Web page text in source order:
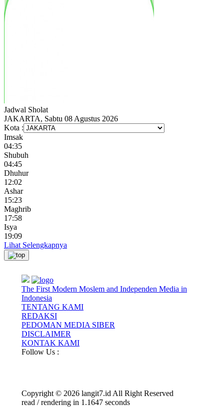
Jadwal Sholat
JAKARTA, Sabtu 08 Agustus 2026
Kota :
Imsak
04:35
Shubuh
04:45
Dhuhur
12:02
Ashar
15:23
Maghrib
17:58
Isya
19:09
Lihat Selengkapnya
The First Modern Moslem and Independen Media in
Indonesia
TENTANG KAMI
REDAKSI
PEDOMAN MEDIA SIBER
DISCLAIMER
KONTAK KAMI
Follow Us :
Copyright © 2026 langit7.id All Right Reserved
read / rendering in 1.1647 seconds